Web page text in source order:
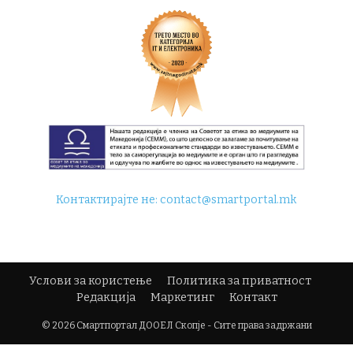
Контактирајте не:contact@smartportal.mk
Услови за користење
Политика за приватност
Редакција
Маркетинг Контакт
© 2026 Смартпортал ДООЕЛ Скопје - Сите права задржани